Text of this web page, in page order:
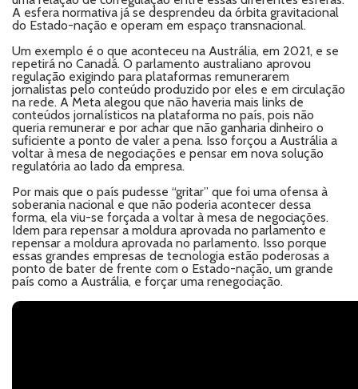
A esfera normativa já se desprendeu da órbita gravitacional
do Estado-nação e operam em espaço transnacional.
Um exemplo é o que aconteceu na Austrália, em 2021, e se
repetirá no Canadá. O parlamento australiano aprovou
regulação exigindo para plataformas remunerarem
jornalistas pelo conteúdo produzido por eles e em circulação
na rede. A Meta alegou que não haveria mais links de
conteúdos jornalísticos na plataforma no país, pois não
queria remunerar e por achar que não ganharia dinheiro o
suficiente a ponto de valer a pena. Isso forçou a Austrália a
voltar à mesa de negociações e pensar em nova solução
regulatória ao lado da empresa.
Por mais que o país pudesse “gritar” que foi uma ofensa à
soberania nacional e que não poderia acontecer dessa
forma, ela viu-se forçada a voltar à mesa de negociações.
Idem para repensar a moldura aprovada no parlamento e
repensar a moldura aprovada no parlamento. Isso porque
essas grandes empresas de tecnologia estão poderosas a
ponto de bater de frente com o Estado-nação, um grande
país como a Austrália, e forçar uma renegociação.